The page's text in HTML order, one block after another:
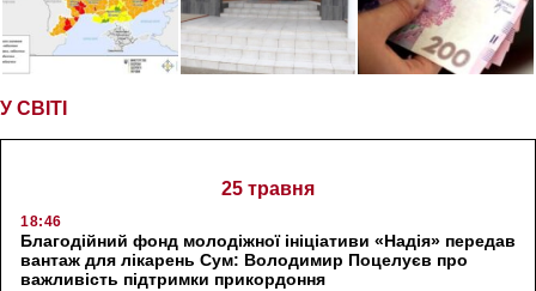
У СВІТІ
25 травня
18:46
Благодійний фонд молодіжної ініціативи «Надія» передав
вантаж для лікарень Сум: Володимир Поцелуєв про
важливість підтримки прикордоння